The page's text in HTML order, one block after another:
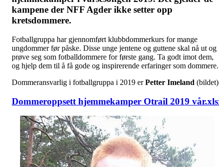
kampene der NFF Agder ikke setter opp
kretsdommere.
Fotballgruppa har gjennomført klubbdommerkurs for mange
ungdommer før påske. Disse unge jentene og guttene skal nå ut og
prøve seg som fotballdommere for første gang. Ta godt imot dem,
og hjelp dem til å få gode og inspirerende erfaringer som dommere.
Dommeransvarlig i fotballgruppa i 2019 erPetter Imeland
Dommeroppsett hjemmekamper Otrail 2019